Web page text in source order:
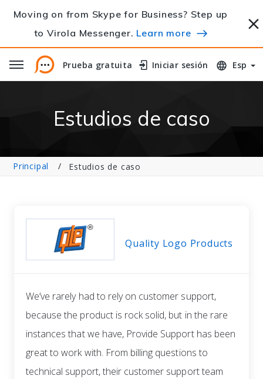
Moving on from Skype for Business? Step up
to Virola Messenger. Learn more
Prueba gratuita
Prueba gratuita Iniciar sesión
Iniciar sesión Esp
Estudios de caso
Principal Estudios de caso
Quality Logo Products
We’ve rarely had to rely on customer support,
because the product is rock solid, but in the rare
instances that we have, Provide Support has been
great to work with. From billing questions to
technical support, their customer support team